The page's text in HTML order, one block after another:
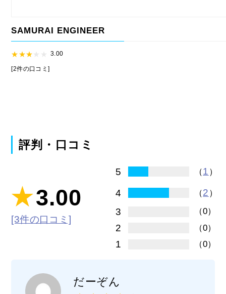
SAMURAI ENGINEER
3.00
[2件の口コミ]
評判・口コミ
3.00
[3件の口コミ]
5 （1 ）
4 （2 ）
3 （0）
2 （0）
1 （0）
だーぞん